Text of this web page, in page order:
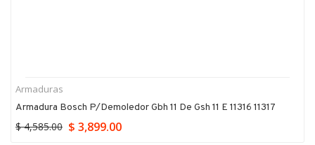
Armaduras
Armadura Bosch P/demoledor Gbh 11 De Gsh 11 E 11316 11317
$ 4,585.00 $ 3,899.00